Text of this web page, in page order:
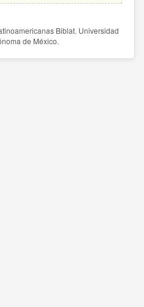
Biblat. Universidad
de México.